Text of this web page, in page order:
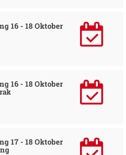
16 - 18 Oktober
16 - 18 Oktober
17 - 18 Oktober